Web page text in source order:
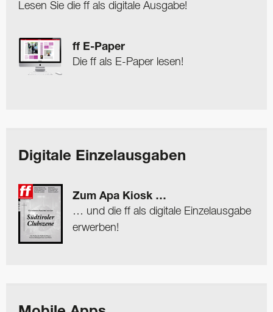
Lesen Sie die ff als digitale Ausgabe!
ff E-Paper
Die ff als E-Paper lesen!
Digitale Einzelausgaben
Zum Apa Kiosk …
… und die ff als digitale Einzelausgabe
erwerben!